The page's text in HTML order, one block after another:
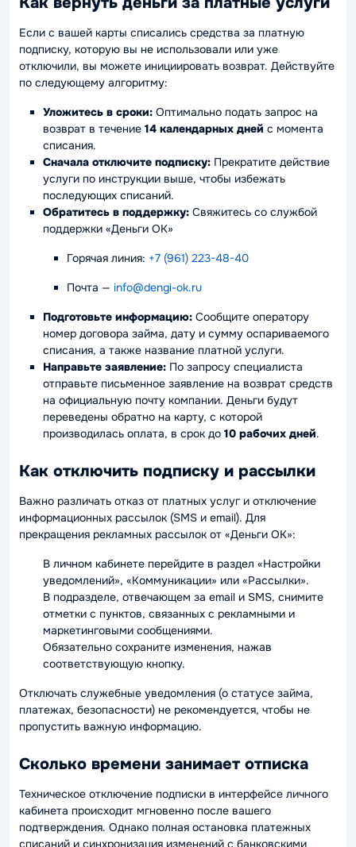
Если с вашей карты списались средства за платную
подписку, которую вы не использовали или уже
отключили, вы можете инициировать возврат. Действуйте
по следующему алгоритму:
Уложитесь в сроки: Оптимально подать запрос на
возврат в течение 14 календарных дней с момента
списания.
Сначала отключите подписку: Прекратите действие
услуги по инструкции выше, чтобы избежать
последующих списаний.
Обратитесь в поддержку: Свяжитесь со службой
поддержки «Деньги ОК»
Горячая линия: +7 (961) 223-48-40
Почта — info@dengi-ok.ru
Подготовьте информацию: Сообщите оператору
номер договора займа, дату и сумму оспариваемого
списания, а также название платной услуги.
Направьте заявление: По запросу специалиста
отправьте письменное заявление на возврат средств
на официальную почту компании. Деньги будут
переведены обратно на карту, с которой
производилась оплата, в срок до 10 рабочих дней.
Как отключить подписку и рассылки
Важно различать отказ от платных услуг и отключение
информационных рассылок (SMS и email). Для
прекращения рекламных рассылок от «Деньги ОК»:
В личном кабинете перейдите в раздел «Настройки
уведомлений», «Коммуникации» или «Рассылки».
В подразделе, отвечающем за email и SMS, снимите
отметки с пунктов, связанных с рекламными и
маркетинговыми сообщениями.
Обязательно сохраните изменения, нажав
соответствующую кнопку.
Отключать служебные уведомления (о статусе займа,
платежах, безопасности) не рекомендуется, чтобы не
пропустить важную информацию.
Сколько времени занимает отписка
Техническое отключение подписки в интерфейсе личного
кабинета происходит мгновенно после вашего
подтверждения. Однако полная остановка платежных
списаний и синхронизация изменений с банковскими